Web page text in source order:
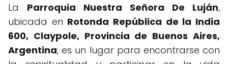
La Parroquia Nuestra Señora De Luján,
ubicada en Rotonda República de la India
600, Claypole, Provincia de Buenos Aires,
Argentina, es un lugar para encontrarse con